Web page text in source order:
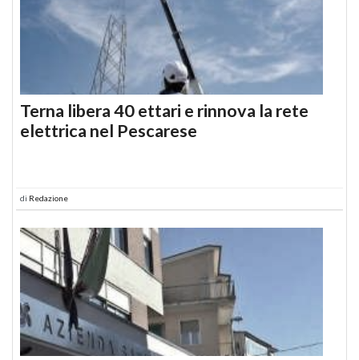
Terna libera 40 ettari e rinnova la rete
elettrica nel Pescarese
di Redazione